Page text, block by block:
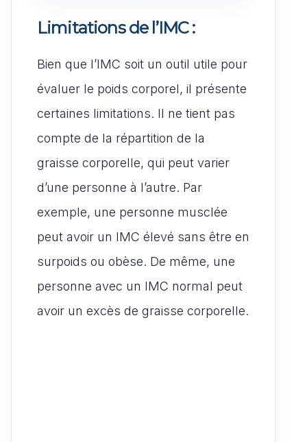
Limitations de l’IMC :
Bien que l’IMC soit un outil utile pour
évaluer le poids corporel, il présente
certaines limitations. Il ne tient pas
compte de la répartition de la
graisse corporelle, qui peut varier
d’une personne à l’autre. Par
exemple, une personne musclée
peut avoir un IMC élevé sans être en
surpoids ou obèse. De même, une
personne avec un IMC normal peut
avoir un excès de graisse corporelle.